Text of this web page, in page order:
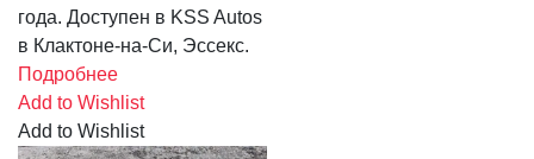
года. Доступен в KSS Autos
в Клактоне-на-Си, Эссекс.
Подробнее
Add to Wishlist
Add to Wishlist